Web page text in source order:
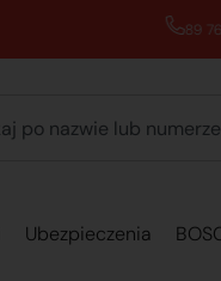
89 762 00 69 -
Ubezpieczenia